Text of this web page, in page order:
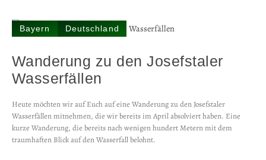
Bayern Deutschland
Wanderung zu den Josefstaler
Wasserfällen
Heute möchten wir auf Euch auf eine Wanderung zu den Josefstaler
Wasserfällen mitnehmen, die wir bereits im April absolviert haben. Eine
kurze Wanderung, die bereits nach wenigen hundert Metern mit dem
traumhaften Blick auf den Wasserfall belohnt.